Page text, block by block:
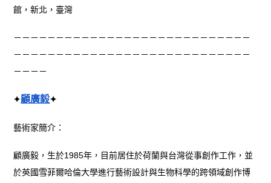
館，新北，臺灣
－－－－－－－－－－－－－－－－－－－－－－－－－－－－
－－－－－－－－－－－－－－－－－－－－－－－－－－－－
－－－－
✦顧廣毅✦
藝術家簡介：
顧廣毅，生於1985年，目前居住於荷蘭與台灣從事創作工作，並
於英國雪菲爾哈倫大學進行藝術設計與生物科學的跨領域創作博